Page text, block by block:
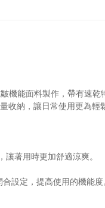
機能面料製作，帶有速
納，讓日常使用更為輕
著用時更加舒適涼爽。
設定，提高使用的機能度